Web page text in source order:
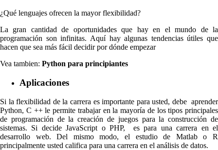
¿Qué lenguajes ofrecen la mayor flexibilidad?
La gran cantidad de oportunidades que hay en el mundo de la
programación son infinitas. Aquí hay algunas tendencias útiles que
hacen que sea más fácil decidir por dónde empezar
Vea tambien: Python para principiantes
Aplicaciones
Si la flexibilidad de la carrera es importante para usted, debe aprender
Python, C ++ le permite trabajar en la mayoría de los tipos principales
de programación de la creación de juegos para la construcción de
sistemas. Si decide JavaScript o PHP, es para una carrera en el
desarrollo web. Del mismo modo, el estudio de Matlab o R
principalmente usted califica para una carrera en el análisis de datos.